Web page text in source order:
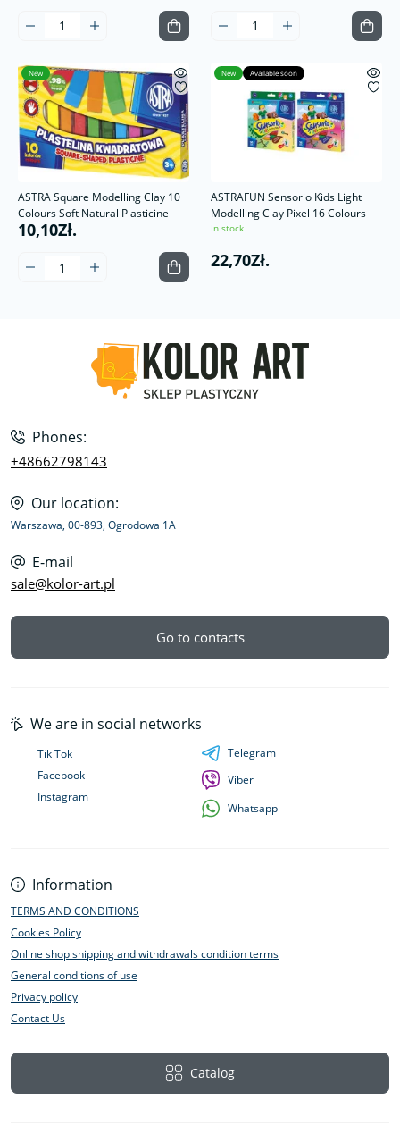
New
ASTRA Square Modelling Clay 10
Colours Soft Natural Plasticine
10,10Zł.
New Available soon
ASTRAFUN Sensorio Kids Light
Modelling Clay Pixel 16 Colours
In stock
22,70Zł.
Phones:
+48662798143
Our location:
Warszawa, 00-893, Ogrodowa 1A
E-mail
sale@kolor-art.pl
Go to contacts
Information
TERMS AND CONDITIONS
Cookies Policy
Online shop shipping and withdrawals condition terms
General conditions of use
Privacy policy
Contact Us
Catalog
We are in social networks
Tik Tok
Facebook
Instagram
Telegram
Viber
Whatsapp